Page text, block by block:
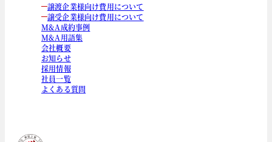
譲渡企業様向け費用について
譲受企業様向け費用について
M&A成約事例
M&A用語集
会社概要
お知らせ
採用情報
社員一覧
よくある質問